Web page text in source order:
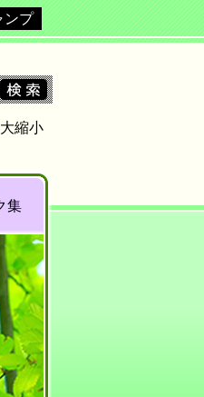
ンプ
集
縮小